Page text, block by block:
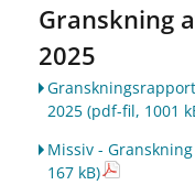
Granskning
2025
2025(pdf-fil, 1001
Missiv -
167 kB)